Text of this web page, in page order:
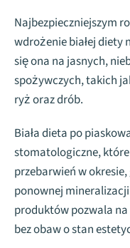
Najbezpieczniejszym
wdrożenie białej diety
się ona na jasnych,
spożywczych, takich
ryż oraz drób.
Biała dieta po
stomatologiczne,
przebarwień w
ponownej
produktów pozwala na
bez obaw o stan